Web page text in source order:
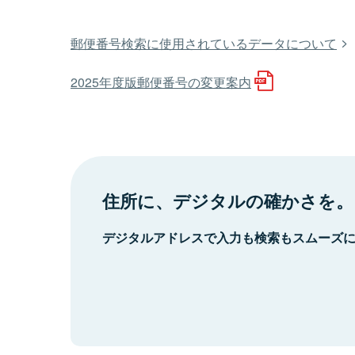
郵便番号検索に使用されているデータについて
2025年度版郵便番号の変更案内
住所に、デジタルの確かさを。
デジタルアドレスで入力も検索もスムーズ